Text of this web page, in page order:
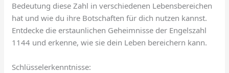
Bedeutung diese Zahl in verschiedenen Lebensbereichen
hat und wie du ihre Botschaften für dich nutzen kannst.
Entdecke die erstaunlichen Geheimnisse der Engelszahl
1144 und erkenne, wie sie dein Leben bereichern kann.
Schlüsselerkenntnisse: